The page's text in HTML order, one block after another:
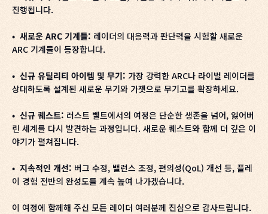
진행됩니다.
• 새로운 ARC 기계들: 레이더의 대응력과 판단력을 시험할 새로운
ARC 기계들이 등장합니다.
• 신규 유틸리티 아이템 및 무기: 가장 강력한 ARC나 라이벌 레이더를
상대하도록 설계된 새로운 무기와 가젯으로 무기고를 확장하세요.
• 신규 퀘스트: 러스트 벨트에서의 여정은 단순한 생존을 넘어, 잃어버
린 세계를 다시 발견하는 과정입니다. 새로운 퀘스트와 함께 더 깊은 이
야기가 펼쳐집니다.
• 지속적인 개선: 버그 수정, 밸런스 조정, 편의성(QoL) 개선 등, 플레
이 경험 전반의 완성도를 계속 높여 나가겠습니다.
이 여정에 함께해 주신 모든 레이더 여러분께 진심으로 감사드립니다.